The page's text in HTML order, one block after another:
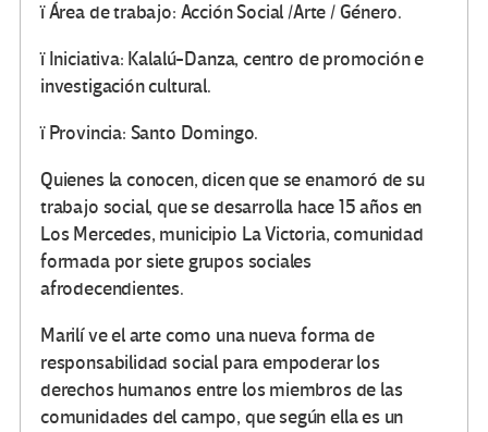
ï Área de trabajo: Acción Social /Arte / Género.
ï Iniciativa: Kalalú-Danza, centro de promoción e
investigación cultural.
ï Provincia: Santo Domingo.
Quienes la conocen, dicen que se enamoró de su
trabajo social, que se desarrolla hace 15 años en
Los Mercedes, municipio La Victoria, comunidad
formada por siete grupos sociales
afrodecendientes.
Marilí ve el arte como una nueva forma de
responsabilidad social para empoderar los
derechos humanos entre los miembros de las
comunidades del campo, que según ella es un